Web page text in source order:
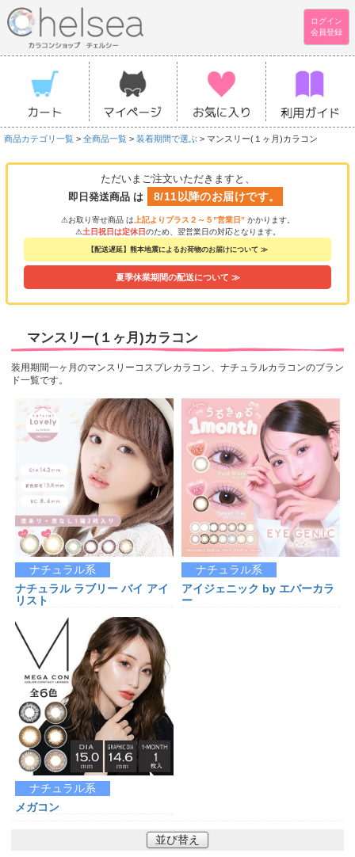
ログイン
会員登録
商品カテゴリ一覧 > 全商品一覧 > 装着期間で選ぶ > マンスリー(１ヶ月)カラコン
ただいまご注文いただきますと、
即日発送商品 は
8/11以降のお届けです。
⚠お取り寄せ商品 は 上記よりプラス２～５”営業日” かかります。
⚠土日祝日は定休日のため、翌営業日の対応となります。
【配送遅延】熊本地震によるお荷物のお届けについて ≫
夏季休業期間の配送について ≫
マンスリー(１ヶ月)カラコン
装用期間一ヶ月のマンスリーコスプレカラコン、ナチュラルカラコンのブラン
ド一覧です。
ナチュラル系
ナチュラル ラブリー バイ アイ
リスト
ナチュラル系
アイジェニック by エバーカラ
ー
ナチュラル系
メガコン
並び替え